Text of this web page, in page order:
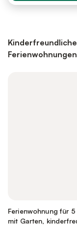
Ferienwohnungen
Ferienwohnung für 5
mit Garten,